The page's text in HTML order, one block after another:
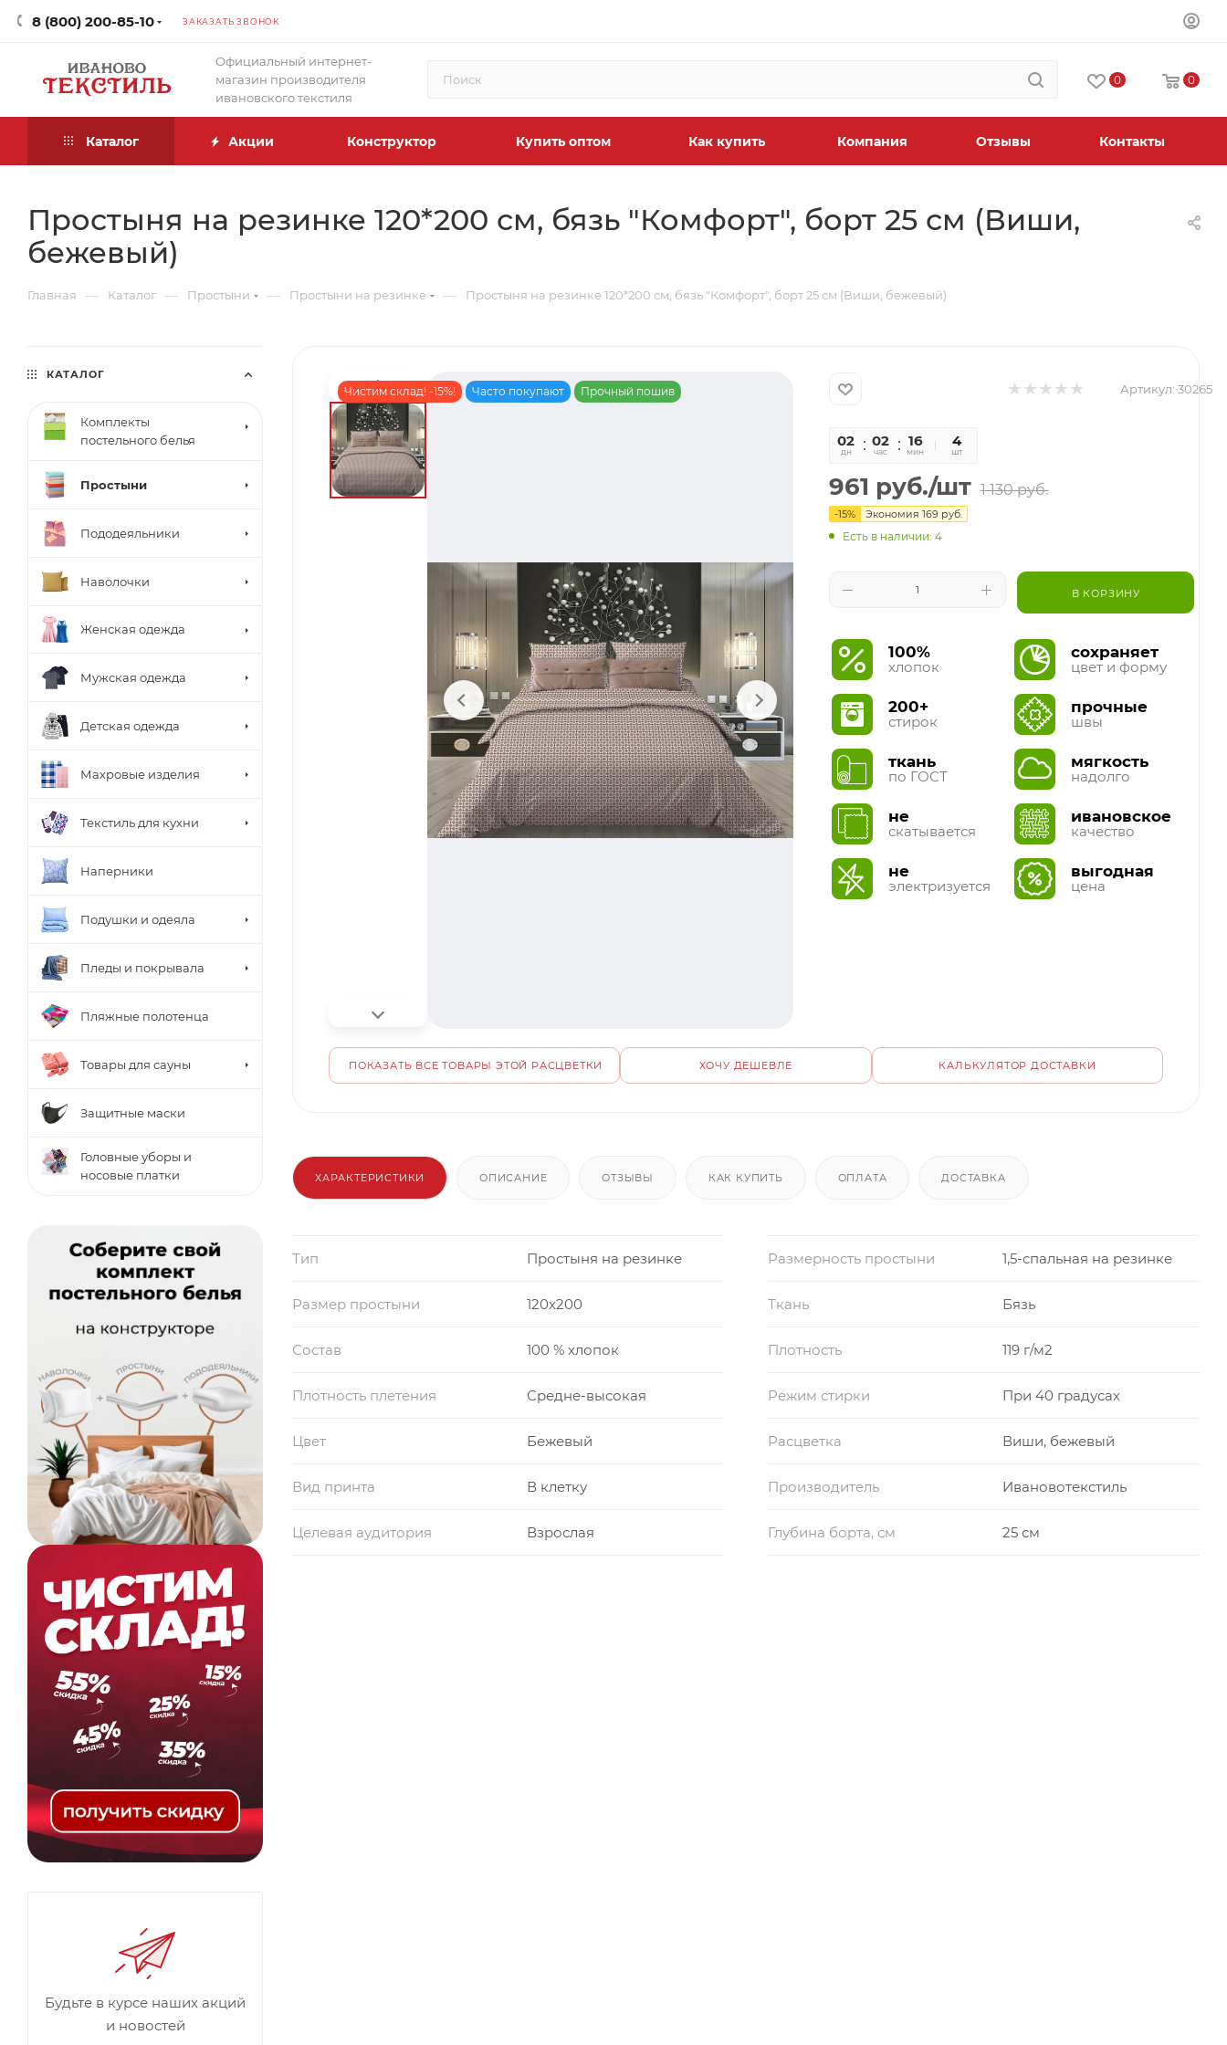
8 (800) 200-85-10 ЗАКАЗАТЬ ЗВОНОК
Официальный интернет-
магазин производителя
ивановского текстиля
0 0
Каталог Акции Конструктор Купить оптом Как купить Компания Отзывы Контакты
Простыня на резинке 120*200 см, бязь "Комфорт", борт 25 см (Виши,
бежевый)
Главная — Каталог — Простыни — Простыни на резинке — Простыня на резинке 120*200 см, бязь "Комфорт", борт 25 см (Виши, бежевый)
Чистим склад! -15%! Часто покупают Прочный пошив Артикул: 30265
02
дн
02
час
16
мин
39
сек
4
шт
961 руб./шт 1 130руб.
-15% Экономия169 руб.
Есть в наличии: 4
В КОРЗИНУ
100%
хлопок
200+
стирок
ткань
по ГОСТ
не
скатывается
не
электризуется
сохраняет
цвет и форму
прочные
швы
мягкость
надолго
ивановское
качество
выгодная
цена
ПОКАЗАТЬ ВСЕ ТОВАРЫ ЭТОЙ РАСЦВЕТКИ ХОЧУ ДЕШЕВЛЕ КАЛЬКУЛЯТОР ДОСТАВКИ
ХАРАКТЕРИСТИКИ ОПИСАНИЕ ОТЗЫВЫ КАК КУПИТЬ ОПЛАТА ДОСТАВКА
Тип Простыня на резинке Размерность простыни 1,5-спальная на резинке
Размер простыни 120x200 Ткань Бязь
Состав 100 % хлопок Плотность 119 г/м2
Плотность плетения Средне-высокая Режим стирки При 40 градусах
Цвет Бежевый Расцветка Виши, бежевый
Вид принта В клетку Производитель Ивановотекстиль
Целевая аудитория Взрослая Глубина борта, см 25 см
КАТАЛОГ
Комплекты
постельного белья
Простыни
Пододеяльники
Наволочки
Женская одежда
Мужская одежда
Детская одежда
Махровые изделия
Текстиль для кухни
Наперники
Подушки и одеяла
Пледы и покрывала
Пляжные полотенца
Товары для сауны
Защитные маски
Головные уборы и
носовые платки
Будьте в курсе наших акций
и новостей